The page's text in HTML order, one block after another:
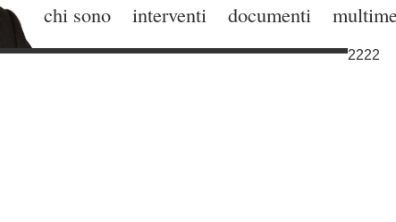
chi sono interventi documenti
2222